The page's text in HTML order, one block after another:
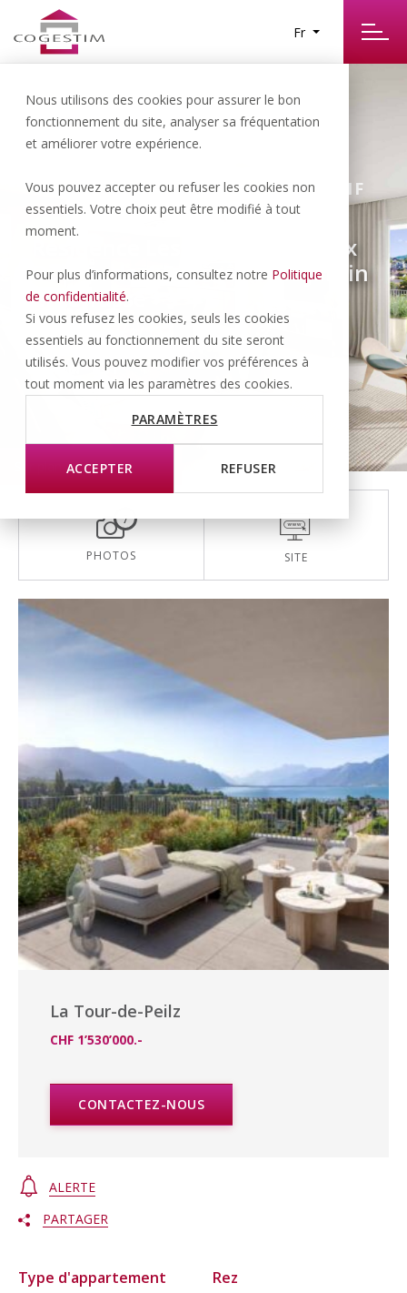
Nous utilisons des cookies pour assurer le bon
fonctionnement du site, analyser sa fréquentation
et améliorer votre expérience.
Vous pouvez accepter ou refuser les cookies non
essentiels. Votre choix peut être modifié à tout
moment.
Pour plus d’informations, consultez notre Politique
de confidentialité.
Si vous refusez les cookies, seuls les cookies
essentiels au fonctionnement du site seront
utilisés. Vous pouvez modifier vos préférences à
tout moment via les paramètres des cookies.
PARAMÈTRES
ACCEPTER REFUSER
Fr
La Tour-de-Peilz | 1’530’000.- CHF
Résidence Les Vignes Spacieux
Duplex de 4.5 pièces avec jardin
et terrasse
143.9 M 2 4.5 P 1
7
PHOTOS SITE
La Tour-de-Peilz
CHF 1’530’000.-
CONTACTEZ-NOUS
ALERTE
PARTAGER
Type d'appartement
Rez